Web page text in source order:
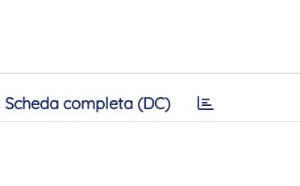
Scheda completa (DC)